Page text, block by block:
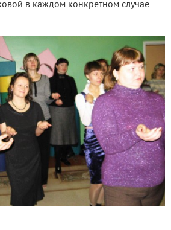
в каждом конкретном случае